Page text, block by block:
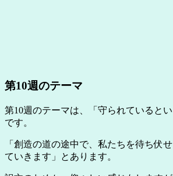
第10週のテーマ
第10週のテーマは、「守られているとい
です。
「創造の道の途中で、私たちを待ち伏
ていきます」とあります。